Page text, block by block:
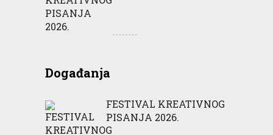
Događanja
FESTIVAL KREATIVNOG
PISANJA 2026.